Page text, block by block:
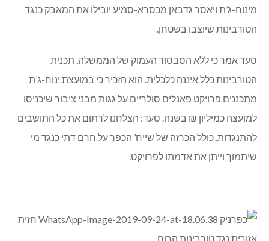
מינוח-ג’ת ויאסר גדבאן מכסרא-סמיע יובילו את המאבק כנגד
הטורבינות שיוצבו בשטחן.
סעד אמר כי ללא הסבסוד העמוק של הממשלה, תכנית
הטורבינות כלל איננה כלכלית. הוא הזכיר כי במועצת ינוח-ג’ת
מתכננים פרויקט פאנלים סולריים על גגות מבני ציבור שיכניסו
למועצה כמיליון ₪ בשנה. סעד: הצלחנו לרתום את כל התושבים
להתנגדות, כולל הכרזה של שייח’ הכפר על חרם דתי כנגד מי
שיתמוך וייתן את אדמתו לפרויקט.